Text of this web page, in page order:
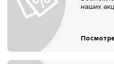
наших